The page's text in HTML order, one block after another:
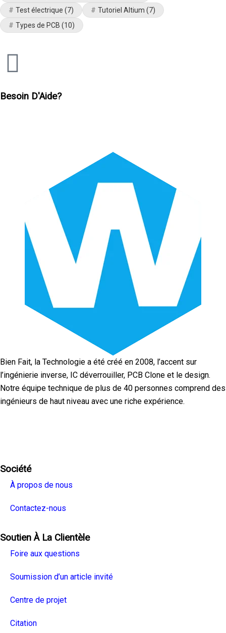
Test électrique (7) Tutoriel Altium (7)
Types de PCB (10)
Besoin D'Aide?
Bien Fait, la Technologie a été créé en 2008, l’accent sur
l’ingénierie inverse, IC déverrouiller, PCB Clone et le design.
Notre équipe technique de plus de 40 personnes comprend des
ingénieurs de haut niveau avec une riche expérience.
Société
À propos de nous
Contactez-nous
Soutien À La Clientèle
Foire aux questions
Soumission d’un article invité
Centre de projet
Citation